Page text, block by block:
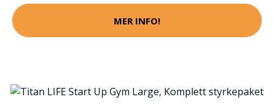
MER INFO!